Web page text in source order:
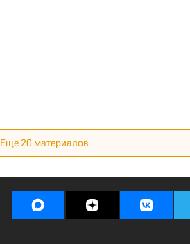
Еще 20 материалов